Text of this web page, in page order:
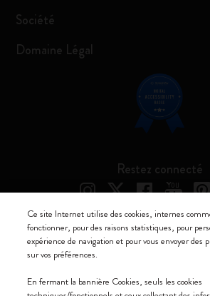
Société
Domaine Légal
Restez connecté
Moleskine ® est une marque enregistrée de
Italia - P. IVA / CCIAA n. 07234480965 - REA
Ce site Internet utilise des cookies, internes
fonctionner, pour des raisons statistiques, pour
expérience de navigation et pour vous envoyer des
sur vos préférences.
En fermant la bannière Cookies, seuls les cookies